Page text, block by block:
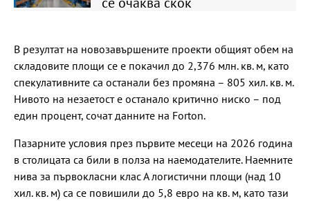
В резултат на новозавършените проекти общият обем на
складовите площи се е покачил до 2,376 млн. кв. м, като
спекулативните са останали без промяна – 805 хил. кв. м.
Нивото на незаетост е останало критично ниско – под
един процент, сочат данните на Forton.
Пазарните условия през първите месеци на 2026 година
в столицата са били в полза на наемодателите. Наемните
нива за първокласни клас А логистични площи (над 10
хил. кв. м) са се повишили до 5,8 евро на кв. м, като тази